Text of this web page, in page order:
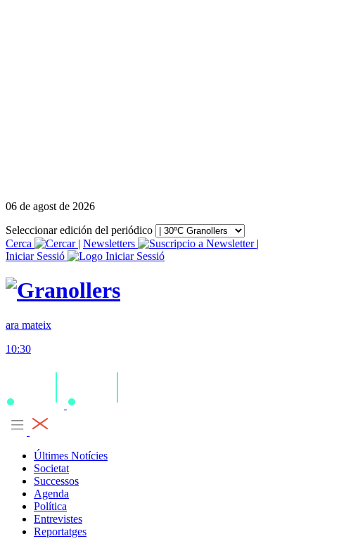
06 de agost de 2026
Seleccionar edición del periódico
Cerca
| Newsletters
|
Iniciar Sessió
ara mateix
10:30
Últimes Notícies
Societat
Successos
Agenda
Política
Entrevistes
Reportatges